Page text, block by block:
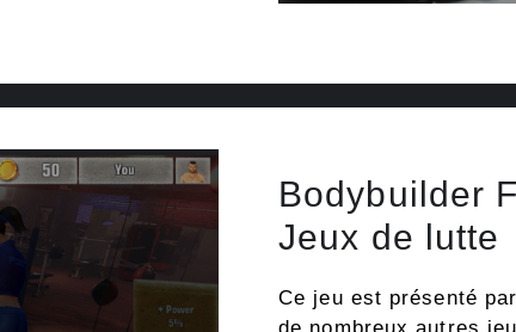
Bodybuilder
Jeux de lutte
Ce jeu est présenté